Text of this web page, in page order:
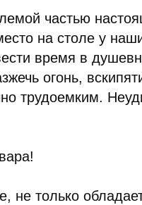
частью
на столе у
время в
огонь,
трудоемким.
не только